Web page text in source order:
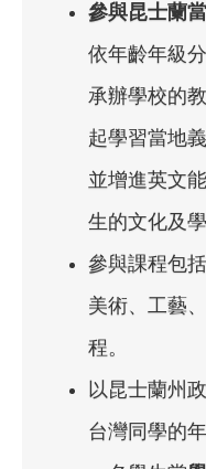
參與昆士蘭
依年齡年級
承辦學校的
起學習當地
並增進英文
生的文化及
參與課程包
美術、工藝
程。
以昆士蘭州
台灣同學的